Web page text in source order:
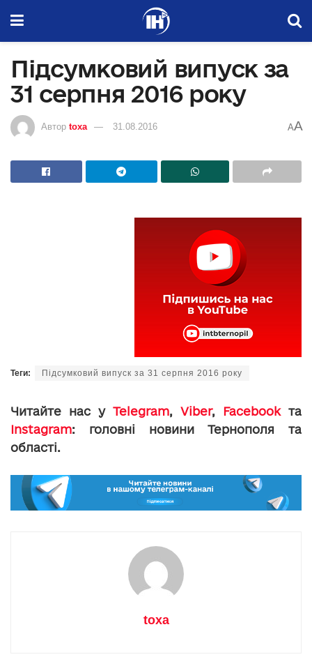
Підсумковий випуск за
31 серпня 2016 року
Автор toxa 31.08.2016 AA
Теги: Підсумковий випуск за 31 серпня 2016 року
Читайте нас у Telegram, Viber, Facebookта
Instagram: головні новини Тернополя та
області.
toxa